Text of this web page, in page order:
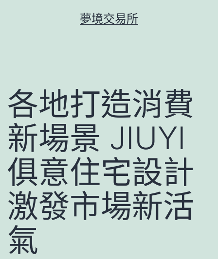
夢境交易所
各地打造消費
新場景 JIUYI
俱意住宅設計
激發市場新活
氣